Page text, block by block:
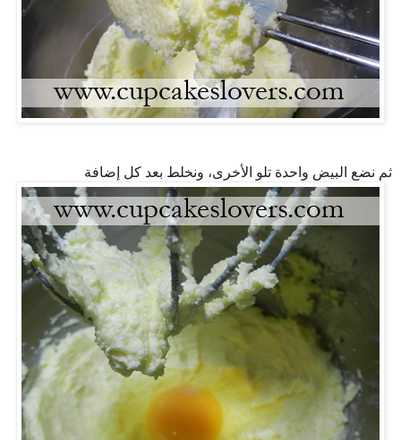
ثم نضع البيض واحدة تلو الأخرى، ونخلط بعد كل إضافة